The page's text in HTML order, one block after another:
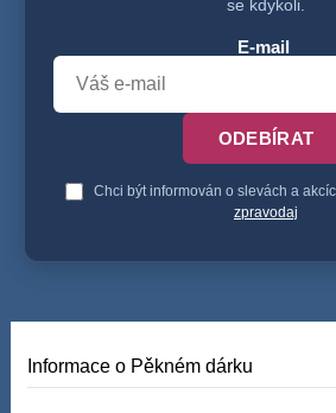
se kdykoli.
E-mail
ODEBÍRAT
Chci být informován o slevách a
zpravodaj
Informace o Pěkném dárku